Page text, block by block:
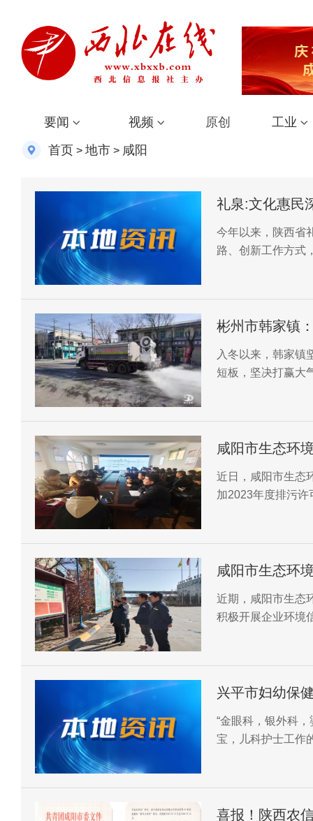
要闻 视频 原创 工业
首页 > 地市 > 咸阳
礼泉:文化惠民
今年以来，陕西省
路、创新工作方式
彬州市韩家镇
坚战
入冬以来，韩家镇
短板，坚决打赢大
咸阳市生态环
加2023年度排
近日，咸阳市生态
加2023年度排污
咸阳市生态环
露帮扶指导工
近期，咸阳市生态
积极开展企业环境
兴平市妇幼保
“金眼科，银外科
宝，儿科护士工作
喜报！陕西农